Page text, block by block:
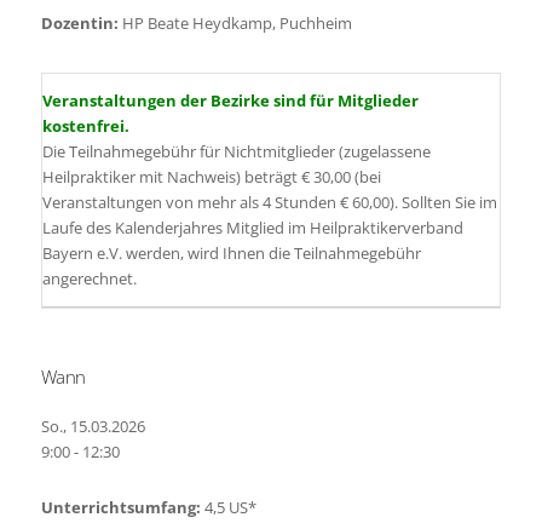
Dozentin: HP Beate Heydkamp, Puchheim
Veranstaltungen der Bezirke sind für Mitglieder
kostenfrei.
Die Teilnahmegebühr für Nichtmitglieder (zugelassene
Heilpraktiker mit Nachweis) beträgt € 30,00 (bei
Veranstaltungen von mehr als 4 Stunden € 60,00). Sollten Sie im
Laufe des Kalenderjahres Mitglied im Heilpraktikerverband
Bayern e.V. werden, wird Ihnen die Teilnahmegebühr
angerechnet.
Wann
So., 15.03.2026
9:00 - 12:30
Unterrichtsumfang: 4,5 US*